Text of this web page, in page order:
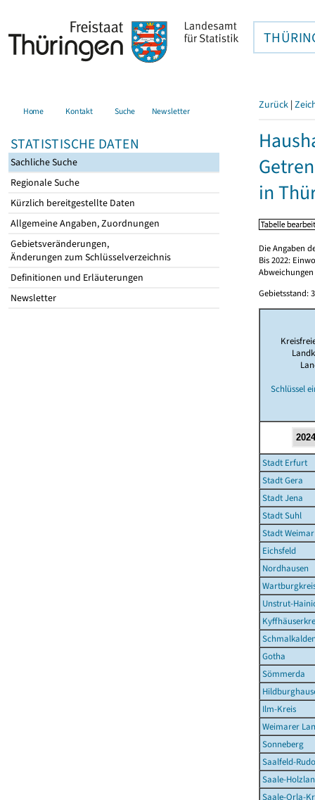
Home Kontakt Suche Newsletter
STATISTISCHE DATEN
Sachliche Suche
Regionale Suche
Kürzlich bereitgestellte Daten
Allgemeine Angaben, Zuordnungen
Gebietsveränderungen,
Änderungen zum Schlüsselverzeichnis
Definitionen und Erläuterungen
Newsletter
Zurück |
in
Die Angaben
Bis 2022:
Gebietsstand:
Schlüssel
Stadt Erfurt
Stadt Gera
Stadt Jena
Stadt Suhl
Stadt Weimar
Eichsfeld
Nordhausen
Unstrut-
Gotha
Sömmerda
Ilm-Kreis
Weimarer
Sonneberg
Saalfeld-
Saale-
Saale-Orla-